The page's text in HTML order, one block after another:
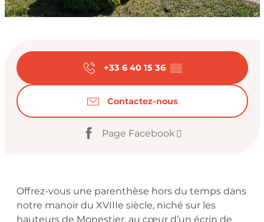
Ouverture et
+33 6 40 15 36 ▒▒
Contactez-nous
Page Facebook
Description
Offrez-vous une parenthèse hors du temps dans
notre manoir du XVIIIe siècle, niché sur les
hauteurs de Monestier, au cœur d’un écrin de